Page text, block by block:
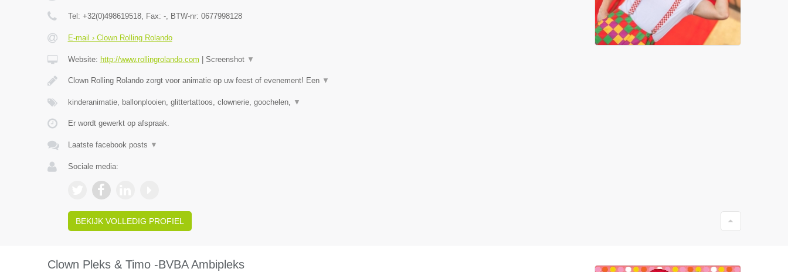
Tel: +32(0)498619518, Fax: -, BTW-nr: 0677998128
E-mail › Clown Rolling Rolando
Website: http://www.rollingrolando.com Screenshot ▼
Clown Rolling Rolando zorgt voor animatie op uw feest of evenement! Een ▼
kinderanimatie, ballonplooien, glittertattoos, clownerie, goochelen, ▼
Er wordt gewerkt op afspraak.
Laatste facebook posts ▼
Sociale media:
BEKIJK VOLLEDIG PROFIEL
Clown Pleks & Timo -BVBA Ambipleks